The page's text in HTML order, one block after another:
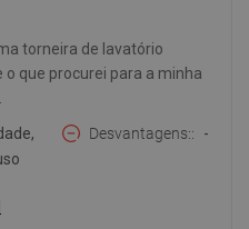
torneira de lavatório
que procurei para a minha
Desvantagens: -